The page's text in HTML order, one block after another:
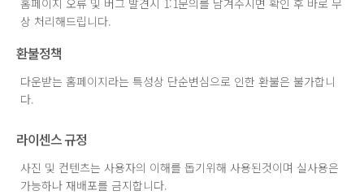
홈페이지 오류 및 버그 발견시 1:1문의를 남겨주시면 확인 후 바로 무
상 처리해드립니다.
환불정책
다운받는 홈페이지라는 특성상 단순변심으로 인한 환불은 불가합니
다.
라이센스 규정
사진 및 컨텐츠는 사용자의 이해를 돕기위해 사용된것이며 실사용은
가능하나 재배포를 금지합니다.